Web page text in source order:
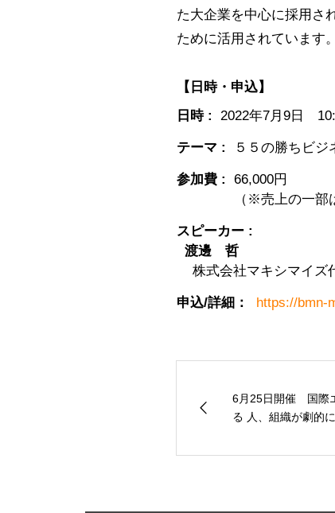
た大企業を中心に採用さ
ために活用されています
【日時・申込】
日時 :
2022年7月9日
テーマ : ５５の勝ちビジ
参加費 :
66,000円
（※売上の一部
スピーカー :
渡邊 哲
株式会社マキシマイズ
申込/詳細： https://bmn-
6月25日開催 国際
る 人、組織が劇的